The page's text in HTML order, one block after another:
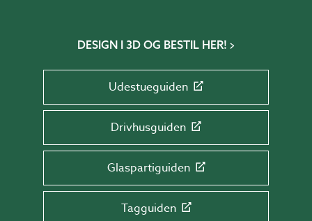
DESIGN I 3D OG BESTIL HER!
Udestueguiden
Drivhusguiden
Glaspartiguiden
Tagguiden